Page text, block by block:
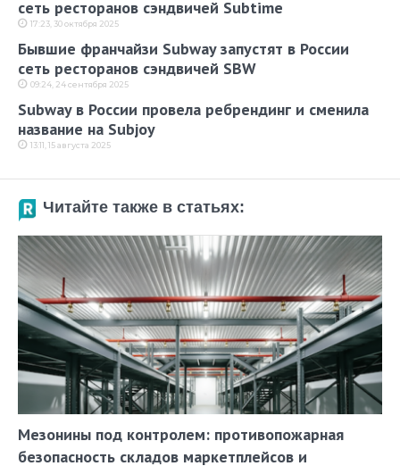
сеть ресторанов сэндвичей Subtime
17:23, 30 октября 2025
Бывшие франчайзи Subway запустят в России
сеть ресторанов сэндвичей SBW
09:24, 24 сентября 2025
Subway в России провела ребрендинг и сменила
название на Subjoy
13:11, 15 августа 2025
Читайте также в статьях:
Мезонины под контролем: противопожарная
безопасность складов маркетплейсов и